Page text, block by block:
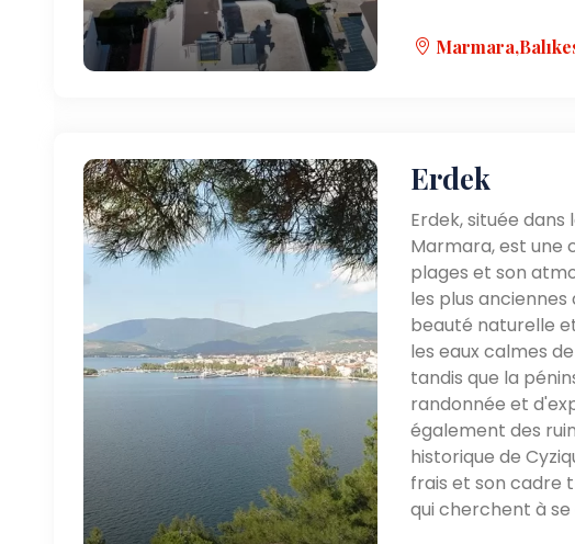
Erdek
Erdek, située dans
Marmara, est une
plages et son
les plus
beauté naturelle
les eaux calmes
tandis que la
randonnée et
également des
historique de
frais et son cadre
qui cherchent à